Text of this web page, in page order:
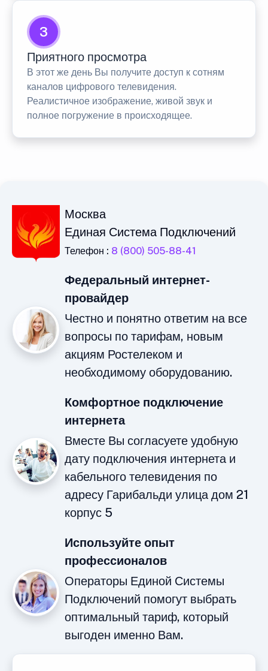
3
Приятного просмотра
В этот же день Вы получите доступ к сотням
каналов цифрового телевидения.
Реалистичное изображение, живой звук и
полное погружение в происходящее.
Москва
Единая Система Подключений
Телефон : 8 (800) 505-88-41
Федеральный интернет-
провайдер
Честно и понятно ответим на все
вопросы по тарифам, новым
акциям Ростелеком и
необходимому оборудованию.
Комфортное подключение
интернета
Вместе Вы согласуете удобную
дату подключения интернета и
кабельного телевидения по
адресу Гарибальди улица дом 21
корпус 5
Используйте опыт
профессионалов
Операторы Единой Системы
Подключений помогут выбрать
оптимальный тариф, который
выгоден именно Вам.